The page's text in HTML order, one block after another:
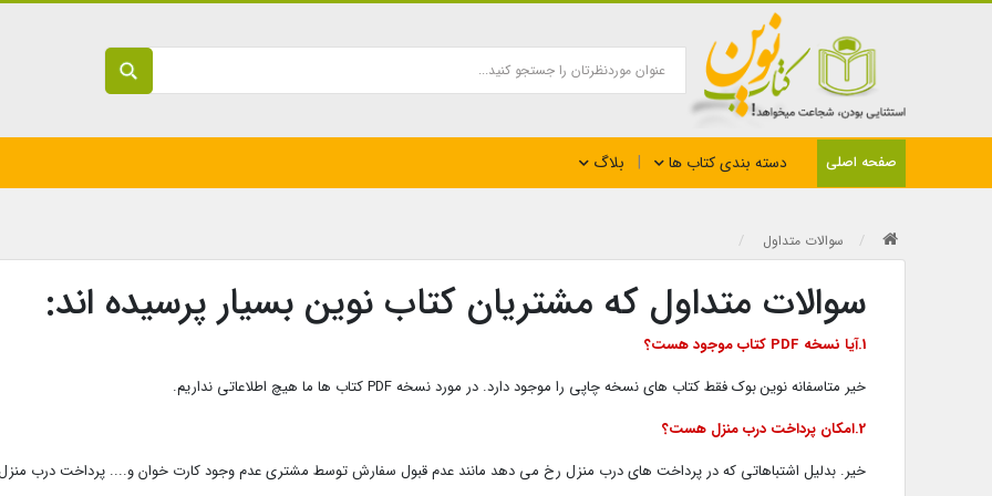
صفحه اصلی دسته بندی کتاب ها بلاگ
سوالات متداول
سوالات متداول که مشتریان کتاب نوین بسیار پرسیده اند:
1.آیا نسخه PDF کتاب موجود هست؟
خیر متاسفانه نوین بوک فقط کتاب های نسخه چاپی را موجود دارد. در مورد نسخه PDF کتاب ها ما هیچ اطلاعاتی نداریم.
2.امکان پرداخت درب منزل هست؟
خیر. بدلیل اشتباهاتی که در پرداخت های درب منزل رخ می دهد مانند عدم قبول سفارش توسط مشتری عدم وجود کارت خوان و.... پرداخت درب منزل